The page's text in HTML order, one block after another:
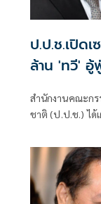
ป.ป.ช.เปิด
ล้าน 'ทวี' อู้
สำนักงานคณะก
ชาติ (ป.ป.ช.) ไ